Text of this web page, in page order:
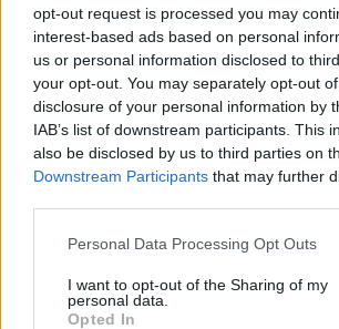
opt-out request is processed you may
interest-based ads based on personal
us or personal information disclosed to
your opt-out. You may separately opt-out
disclosure of your personal information by
IAB’s list of downstream participants. This
also be disclosed by us to third parties on
Downstream Participants that may further
Personal Data Processing Opt Outs
I want to opt-out of the Sharing of my
personal data.
Opted In
VIIHDEUUTISET
Sääennuste ulottuu nyt
marraskuulle – tältä